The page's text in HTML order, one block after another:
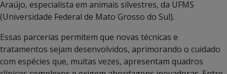
Araújo, especialista em animais silvestres, da UFMS
(Universidade Federal de Mato Grosso do Sul).
Essas parcerias permitem que novas técnicas e
tratamentos sejam desenvolvidos, aprimorando o cuidado
com espécies que, muitas vezes, apresentam quadros